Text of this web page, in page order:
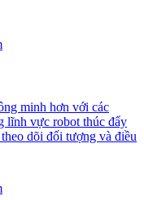
minh hơn với các
lĩnh vực robot thúc đẩy
dõi đối tượng và điều